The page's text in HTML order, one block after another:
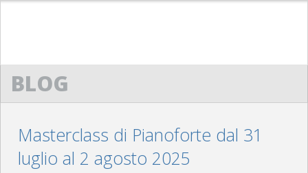
ACM
STATUTO
DIRETTIVO
BLOG
Masterclass di Pianoforte dal 31
luglio al 2 agosto 2025